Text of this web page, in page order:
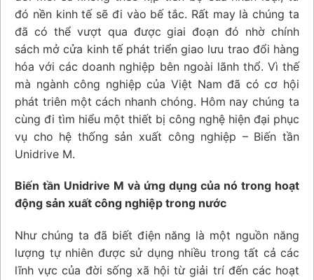
đó nền kinh tế sẽ đi vào bế tắc. Rất may là chúng ta
đã có thể vượt qua được giai đoạn đó nhờ chính
sách mở cửa kinh tế phát triển giao lưu trao đổi hàng
hóa với các doanh nghiệp bên ngoài lãnh thổ. Vì thế
mà ngành công nghiệp của Việt Nam đã có cơ hội
phát triên một cách nhanh chóng. Hôm nay chúng ta
cùng đi tìm hiểu một thiết bị công nghệ hiện đại phục
vụ cho hệ thống sản xuất công nghiệp – Biến tần
Unidrive M.
Biến tần Unidrive M và ứng dụng của nó trong hoạt
động sản xuất công nghiệp trong nước
Như chúng ta đã biết điện năng là một nguồn năng
lượng tự nhiên được sử dụng nhiều trong tất cả các
lĩnh vực của đời sống xã hội từ giải trí đến các hoạt